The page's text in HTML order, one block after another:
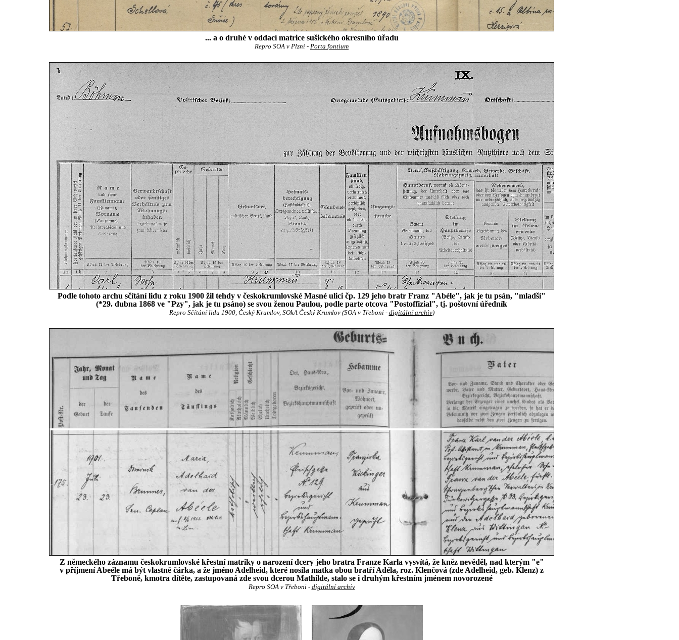
... a o druhé v oddací matrice sušického okresního úřadu
Repro SOA v Plzni - Porta fontium
Podle tohoto archu sčítání lidu z roku 1900 žil tehdy v českokrumlovské Masné ulici čp. 129 jeho bratr Franz "Abéle", jak je tu psán, "mladší"
(*29. dubna 1868 ve "Pzy", jak je tu psáno) se svou ženou Paulou, podle parte otcova "Postoffizial", tj. poštovní úředník
Repro Sčítání lidu 1900, Český Krumlov, SOkA Český Krumlov (SOA v Třeboni - digitální archiv)
Z německého záznamu českokrumlovské křestní matriky o narození dcery jeho bratra Franze Karla vysvítá, že kněz nevěděl, nad kterým "e"
v příjmení Abeéle má být vlastně čárka, a že jméno Adelheid, které nosila matka obou bratří Adéla, roz. Klenčová (zde Adelheid, geb. Klenz) z
Třeboně, kmotra dítěte, zastupovaná zde svou dcerou Mathilde, stalo se i druhým křestním jménem novorozené
Repro SOA v Třeboni - digitální archiv